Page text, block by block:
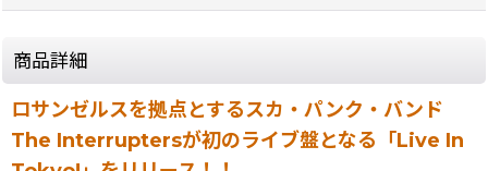
商品詳細
ロサンゼルスを拠点とするスカ・パンク・バンド
The Interruptersが初のライブ盤となる「Live In